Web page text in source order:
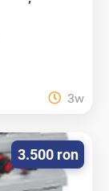
3w
3.500 ron